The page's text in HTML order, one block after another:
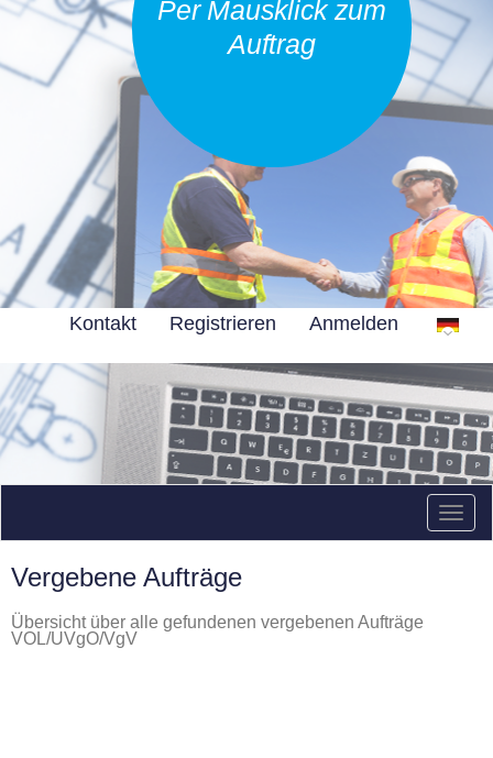
Per Mausklick zum
Auftrag
Kontakt Registrieren Anmelden
Vergebene Aufträge
Übersicht über alle gefundenen vergebenen Aufträge
VOL/UVgO/VgV